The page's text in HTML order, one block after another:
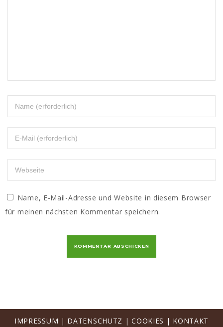
Name, E-Mail-Adresse und Website in diesem Browser
für meinen nächsten Kommentar speichern.
IMPRESSUM | DATENSCHUTZ |COOKIES | KONTAKT